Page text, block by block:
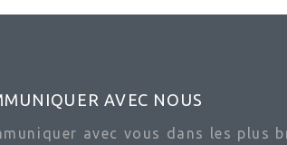
AVEC NOUS
avec vous dans les plus